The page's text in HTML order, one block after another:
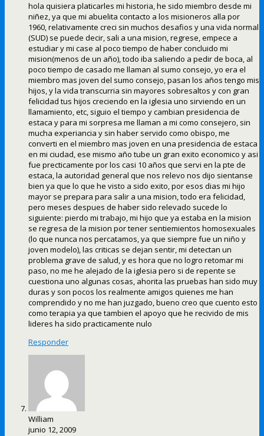
hola quisiera platicarles mi historia, he sido miembro desde mi
niñez, ya que mi abuelita contacto a los misioneros alla por
1960, relativamente creci sin muchos desafios y una vida normal
(SUD) se puede decir, sali a una mision, regrese, empece a
estudiar y mi case al poco tiempo de haber concluido mi
mision(menos de un año), todo iba saliendo a pedir de boca, al
poco tiempo de casado me llaman al sumo consejo, yo era el
miembro mas joven del sumo consejo, pasan los años tengo mis
hijos, y la vida transcurria sin mayores sobresaltos y con gran
felicidad tus hijos creciendo en la iglesia uno sirviendo en un
llamamiento, etc, siguio el tiempo y cambian presidencia de
estaca y para mi sorpresa me llaman a mi como consejero, sin
mucha experiancia y sin haber servido como obispo, me
converti en el miembro mas joven en una presidencia de estaca
en mi ciudad, ese mismo año tube un gran exito economico y asi
fue precticamente por los casi 10 años que servi en la pte de
estaca, la autoridad general que nos relevo nos dijo sientanse
bien ya que lo que he visto a sido exito, por esos dias mi hijo
mayor se prepara para salir a una mision, todo era felicidad,
pero meses despues de haber sido relevado sucede lo
siguiente: pierdo mi trabajo, mi hijo que ya estaba en la mision
se regresa de la mision por tener sentiemientos homosexuales
(lo que nunca nos percatamos, ya que siempre fue un niño y
joven modelo), las criticas se dejan sentir, mi detectan un
problema grave de salud, y es hora que no logro retomar mi
paso, no me he alejado de la iglesia pero si de repente se
cuestiona uno algunas cosas, ahorita las pruebas han sido muy
duras y son pocos los realmente amigos quienes me han
comprendido y no me han juzgado, bueno creo que cuento esto
como terapia ya que tambien el apoyo que he recivido de mis
lideres ha sido practicamente nulo
Responder
William
junio 12, 2009